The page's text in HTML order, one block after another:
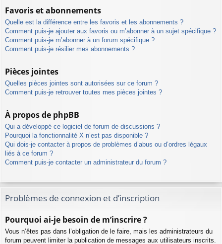
Favoris et abonnements
Quelle est la différence entre les favoris et les abonnements ?
Comment puis-je ajouter aux favoris ou m’abonner à un sujet spécifique ?
Comment puis-je m’abonner à un forum spécifique ?
Comment puis-je résilier mes abonnements ?
Pièces jointes
Quelles pièces jointes sont autorisées sur ce forum ?
Comment puis-je retrouver toutes mes pièces jointes ?
À propos de phpBB
Qui a développé ce logiciel de forum de discussions ?
Pourquoi la fonctionnalité X n’est pas disponible ?
Qui dois-je contacter à propos de problèmes d’abus ou d’ordres légaux
liés à ce forum ?
Comment puis-je contacter un administrateur du forum ?
Problèmes de connexion et d’inscription
Pourquoi ai-je besoin de m’inscrire ?
Vous n’êtes pas dans l’obligation de le faire, mais les administrateurs du
forum peuvent limiter la publication de messages aux utilisateurs inscrits.